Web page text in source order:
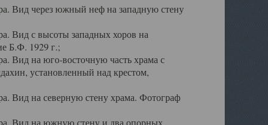
Вид через южный неф на западную стену
Вид с высоты западных хоров на
Б.Ф. 1929 г.;
Вид на юго-восточную часть храма с
установленный над крестом,
Вид на северную стену храма. Фотограф
Вид на южную стену и два опорных